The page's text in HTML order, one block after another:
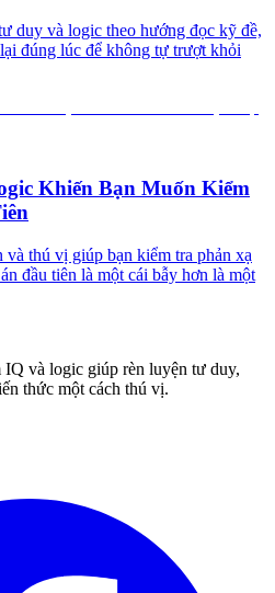
duy và logic theo hướng đọc kỹ đề,
đúng lúc để không tự trượt khỏi
Khiến Bạn Muốn Kiểm
thú vị giúp bạn kiểm tra phản xạ
đầu tiên là một cái bẫy hơn là một
và logic giúp rèn luyện tư duy,
thức một cách thú vị.